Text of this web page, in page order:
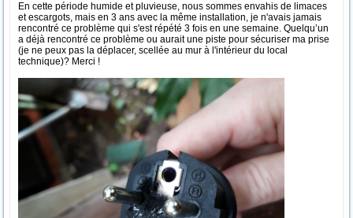
En cette période humide et pluvieuse, nous sommes envahis de limaces
et escargots, mais en 3 ans avec la même installation, je n'avais jamais
rencontré ce problème qui s'est répété 3 fois en une semaine. Quelqu’un
a déjà rencontré ce problème ou aurait une piste pour sécuriser ma prise
(je ne peux pas la déplacer, scellée au mur à l'intérieur du local
technique)? Merci !